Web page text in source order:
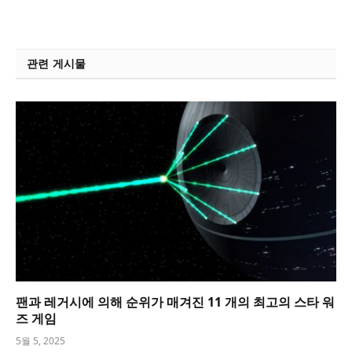
관련 게시물
팬과 레거시에 의해 순위가 매겨진 11 개의 최고의 스타 워
즈 게임
5월 5, 2025